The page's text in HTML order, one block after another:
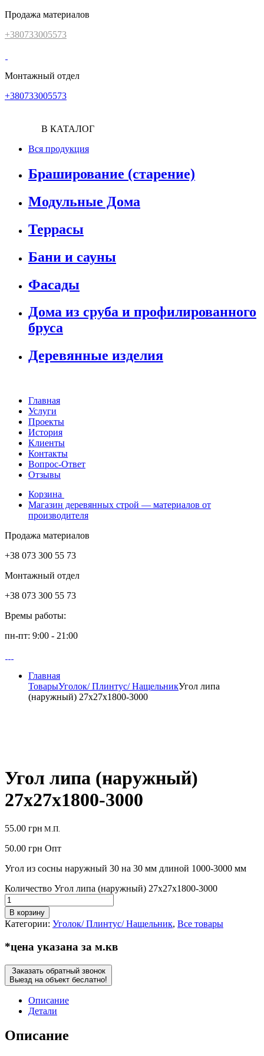
Продажа материалов
+380733005573
Монтажный отдел
+380733005573
В КАТАЛОГ
Вся продукция
Браширование (старение)
Модульные Дома
Террасы
Бани и сауны
Фасады
Дома из сруба и профилированного
бруса
Деревянные изделия
Главная
Услуги
Проекты
История
Клиенты
Контакты
Вопрос-Ответ
Отзывы
Корзина
Магазин деревянных строй — материалов от
производителя
Продажа материалов
+38 073 300 55 73
Монтажный отдел
+38 073 300 55 73
Времы работы:
пн-пт: 9:00 - 21:00
Главная
ТоварыУголок/ Плинтус/ НащельникУгол липа
(наружный) 27х27х1800-3000
Угол липа (наружный)
27х27х1800-3000
55.00 грн М.П.
50.00 грн Опт
Угол из сосны наружный 30 на 30 мм длиной 1000-3000 мм
Количество Угол липа (наружный) 27х27х1800-3000
В корзину
Категории: Уголок/ Плинтус/ Нащельник, Все товары
*цена указана за м.кв
Заказать обратный звонок
Выезд на объект беслатно!
Описание
Детали
Описание